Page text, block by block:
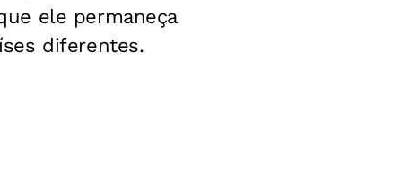
ele permaneça
diferentes.